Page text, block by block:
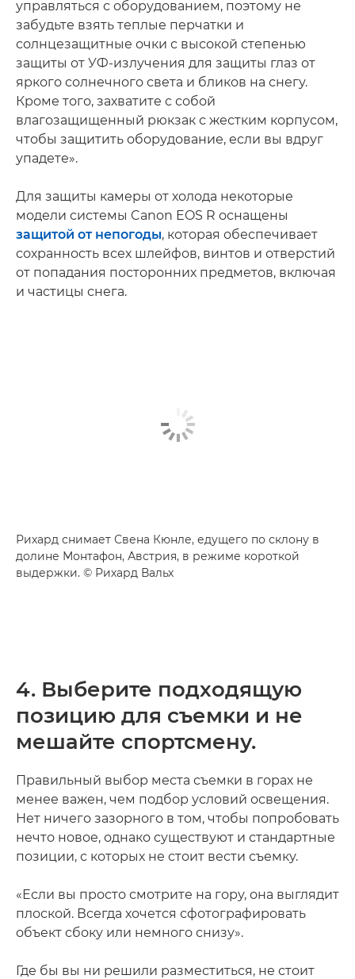
управляться с оборудованием, поэтому не
забудьте взять теплые перчатки и
солнцезащитные очки с высокой степенью
защиты от УФ-излучения для защиты глаз от
яркого солнечного света и бликов на снегу.
Кроме того, захватите с собой
влагозащищенный рюкзак с жестким корпусом,
чтобы защитить оборудование, если вы вдруг
упадете».
Для защиты камеры от холода некоторые
модели системы Canon EOS R оснащены
защитой от непогоды, которая обеспечивает
сохранность всех шлейфов, винтов и отверстий
от попадания посторонних предметов, включая
и частицы снега.
Рихард снимает Свена Кюнле, едущего по склону в
долине Монтафон, Австрия, в режиме короткой
выдержки. © Рихард Вальх
4. Выберите подходящую
позицию для съемки и не
мешайте спортсмену.
Правильный выбор места съемки в горах не
менее важен, чем подбор условий освещения.
Нет ничего зазорного в том, чтобы попробовать
нечто новое, однако существуют и стандартные
позиции, с которых не стоит вести съемку.
«Если вы просто смотрите на гору, она выглядит
плоской. Всегда хочется сфотографировать
объект сбоку или немного снизу».
Где бы вы ни решили разместиться, не стоит